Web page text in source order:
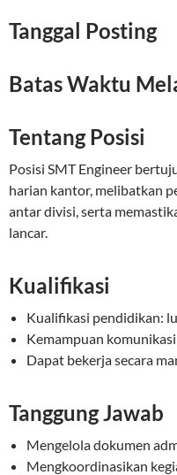
Tanggal Posting
Batas Waktu
Tentang Posisi
Posisi SMT Engineer
harian kantor, melibatkan
antar divisi, serta
lancar.
Kualifikasi
Kualifikasi pendidikan:
Kemampuan
Dapat bekerja secara
Tanggung Jawab
Mengelola dokumen
Mengkoordinasikan